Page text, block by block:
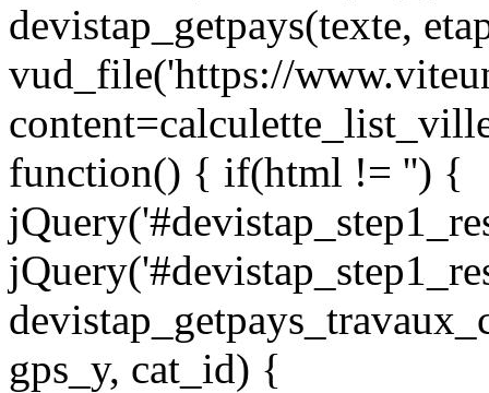
devistap_getpays(texte,
vud_file('https://
function() { if(html != '') {
gps_y, cat_id) {